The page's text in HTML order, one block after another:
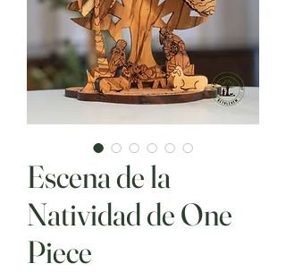
Escena de la
Natividad de One
Piece